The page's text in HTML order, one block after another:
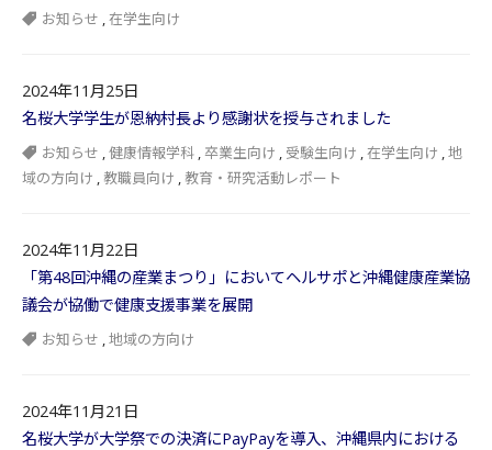
お知らせ ,在学生向け
2024年11月25日
名桜大学学生が恩納村長より感謝状を授与されました
お知らせ ,健康情報学科 ,卒業生向け , 受験生向け ,在学生向け ,地
域の方向け , 教職員向け , 教育・研究活動レポート
2024年11月22日
「第48回沖縄の産業まつり」においてヘルサポと沖縄健康産業協
議会が協働で健康支援事業を展開
お知らせ ,地域の方向け
2024年11月21日
名桜大学が大学祭での決済にPayPayを導入、沖縄県内における